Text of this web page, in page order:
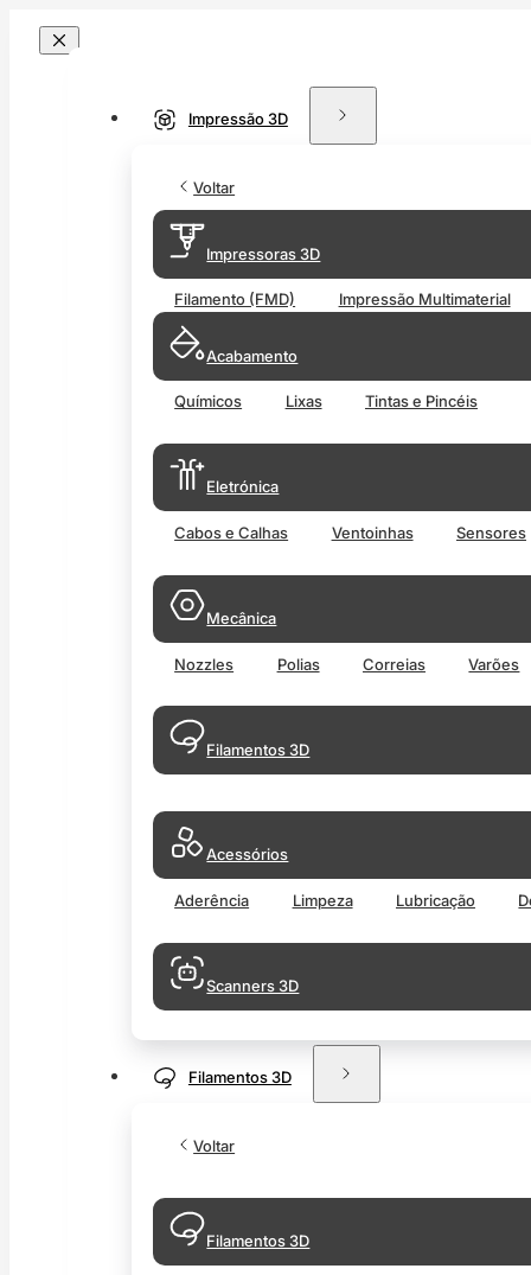
Impressão 3D
Voltar
Impressoras 3D
Filamento (FMD) Impressão Multimaterial
Acabamento
Químicos Lixas Tintas e Pincéis
Eletrónica
Cabos e Calhas Ventoinhas Sensores
Mecânica
Nozzles Polias Correias Varões
Filamentos 3D
Acessórios
Aderência Limpeza Lubricação
Scanners 3D
Filamentos 3D
Voltar
Filamentos 3D